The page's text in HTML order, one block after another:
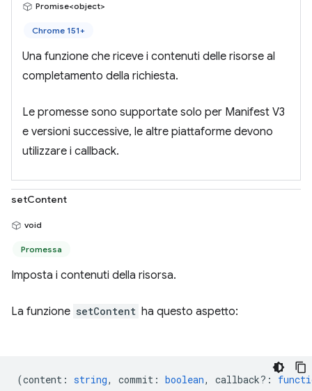
Promise<object>
Chrome 151+
Una funzione che riceve i contenuti delle risorse al
completamento della richiesta.
Le promesse sono supportate solo per Manifest V3
e versioni successive, le altre piattaforme devono
utilizzare i callback.
setContent
void
Promessa
Imposta i contenuti della risorsa.
La funzione setContent ha questo aspetto:
(content : string, commit : boolean, callback? :